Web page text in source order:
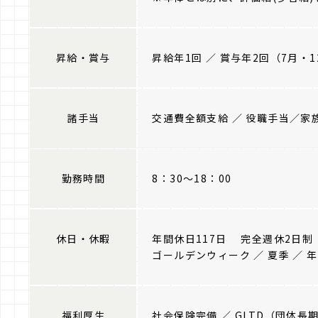
昇給・賞与 昇給年1回 ／ 賞与年2回（7月・
諸手当 交通費全額支給 ／ 役職手当／家
勤務時間 8：30〜18：00
休日・休暇
年間休日117日 完全週休2日制
ゴールデンウィーク ／ 夏季 ／
福利厚生 社会保険完備 ／ GLTD（団体長